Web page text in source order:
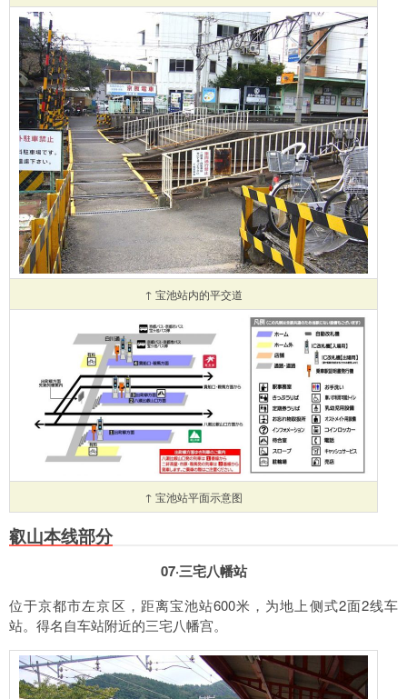
↑ 宝池站内的平交道
↑ 宝池站平面示意图
叡山本线部分
07·三宅八幡站
位于京都市左京区，距离宝池站600米，为地上侧式2面2线车
站。得名自车站附近的三宅八幡宫。